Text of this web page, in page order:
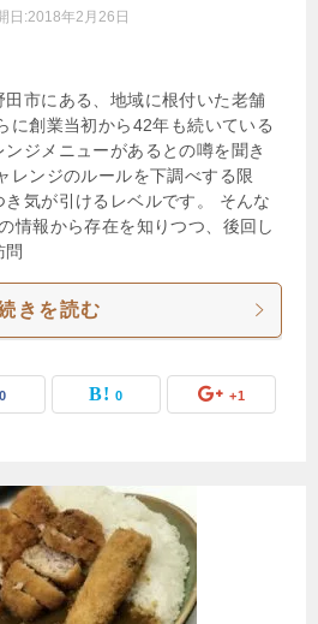
日:2018年2月26日
市にある、地域に根付いた老舗
に創業当初から42年も続いている
ジメニューがあるとの噂を聞き
レンジのルールを下調べする限
き気が引けるレベルです。 そんな
情報から存在を知りつつ、後回し
問
きを読む
0 0 +1